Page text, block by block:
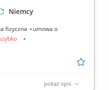
Niemcy
fizyczna
umowa o
pokaż opis